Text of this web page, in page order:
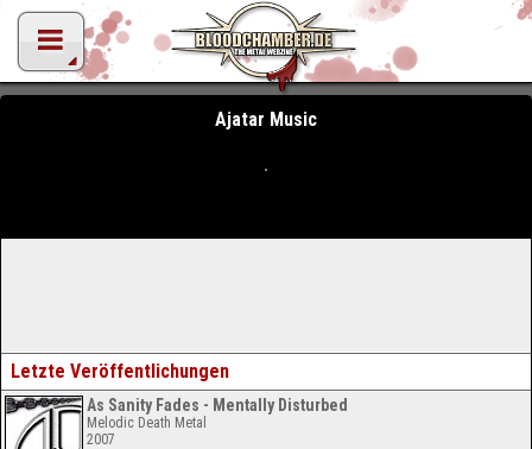
Ajatar Music
Letzte Veröffentlichungen
As Sanity Fades - Mentally Disturbed
Melodic Death Metal
2007